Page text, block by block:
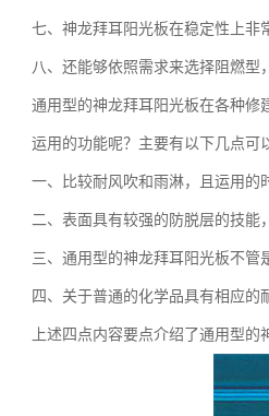
七、神龙拜耳阳光板在稳定性上非
八、还能够依照需求来选择阻燃型
通用型的神龙拜耳阳光板在各种修
运用的功能呢？主要有以下几点可
一、比较耐风吹和雨淋，且运用的
二、表面具有较强的防脱层的技能
三、通用型的神龙拜耳阳光板不管
四、关于普通的化学品具有相应的
上述四点内容要点介绍了通用型